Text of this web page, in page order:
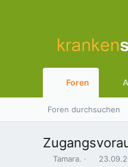
Foren
Foren durchsuchen
E
Tamara.
E